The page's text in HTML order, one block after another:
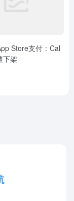
Store支付：Cal
下架